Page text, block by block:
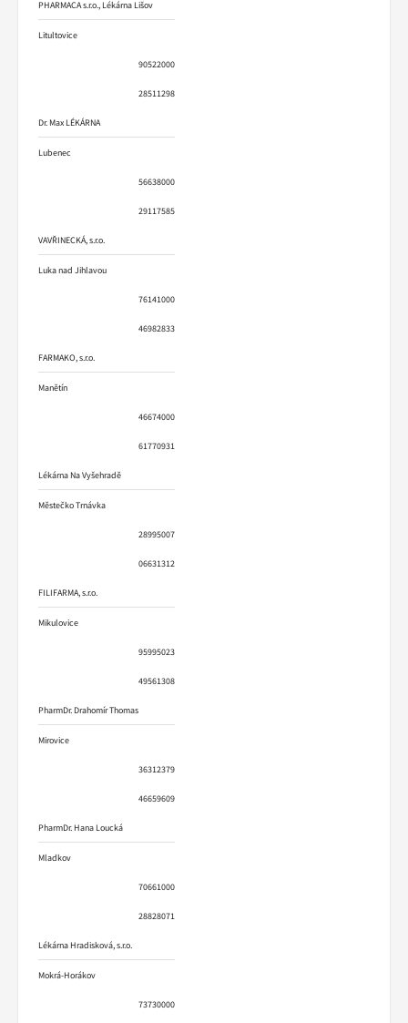
PHARMACA s.r.o., Lékárna Lišov
Litultovice
90522000
28511298
Dr. Max LÉKÁRNA
Lubenec
56638000
29117585
VAVŘINECKÁ, s.r.o.
Luka nad Jihlavou
76141000
46982833
FARMAKO, s.r.o.
Manětín
46674000
61770931
Lékárna Na Vyšehradě
Městečko Trnávka
28995007
06631312
FILIFARMA, s.r.o.
Mikulovice
95995023
49561308
PharmDr. Drahomír Thomas
Mirovice
36312379
46659609
PharmDr. Hana Loucká
Mladkov
70661000
28828071
Lékárna Hradisková, s.r.o.
Mokrá-Horákov
73730000